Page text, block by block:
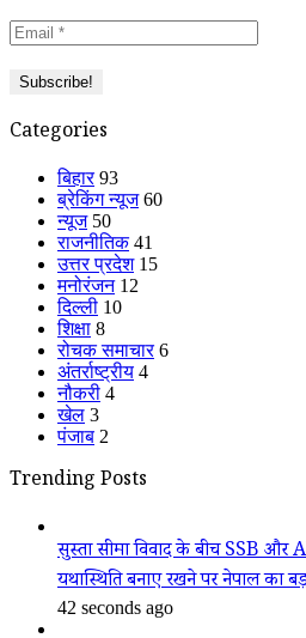
Categories
बिहार 93
ब्रेकिंग न्यूज 60
न्यूज 50
राजनीतिक 41
उत्तर प्रदेश 15
मनोरंजन 12
दिल्ली 10
शिक्षा 8
रोचक समाचार 6
अंतर्राष्ट्रीय 4
नौकरी 4
खेल 3
पंजाब 2
Trending Posts
सुस्ता सीमा विवाद के बीच SSB
यथास्थिति बनाए रखने पर नेपाल का
42 seconds ago